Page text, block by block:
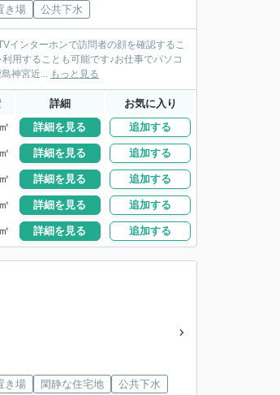
き場
公共下水
インターホンで訪問者の顔を確認するこ
用することも可能です♪お仕事でパソコ
神宮近... もっと見る
詳細 お気に入り
詳細を見る 追加する
詳細を見る 追加する
詳細を見る 追加する
詳細を見る 追加する
詳細を見る 追加する
き場 閑静な住宅地 公共下水